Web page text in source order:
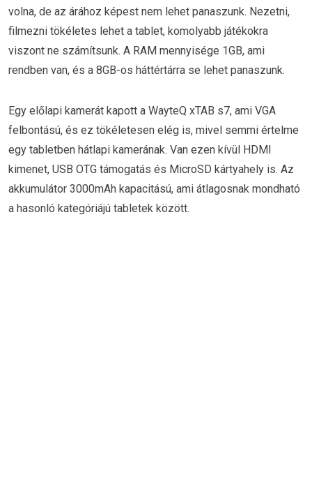
volna, de az árához képest nem lehet panaszunk. Nezetni,
filmezni tökéletes lehet a tablet, komolyabb játékokra
viszont ne számítsunk. A RAM mennyisége 1GB, ami
rendben van, és a 8GB-os háttértárra se lehet panaszunk.
Egy előlapi kamerát kapott a WayteQ xTAB s7, ami VGA
felbontású, és ez tökéletesen elég is, mivel semmi értelme
egy tabletben hátlapi kamerának. Van ezen kívül HDMI
kimenet, USB OTG támogatás és MicroSD kártyahely is. Az
akkumulátor 3000mAh kapacitású, ami átlagosnak mondható
a hasonló kategóriájú tabletek között.